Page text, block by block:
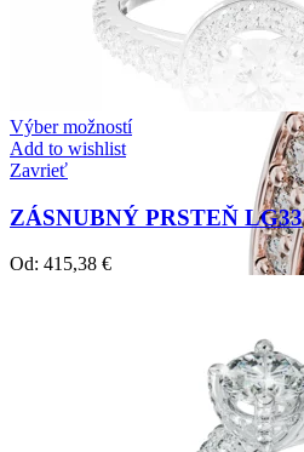
Výber možností
Add to wishlist
Zavrieť
ZÁSNUBNÝ PRSTEŇ LG33
Od: 415,38 €